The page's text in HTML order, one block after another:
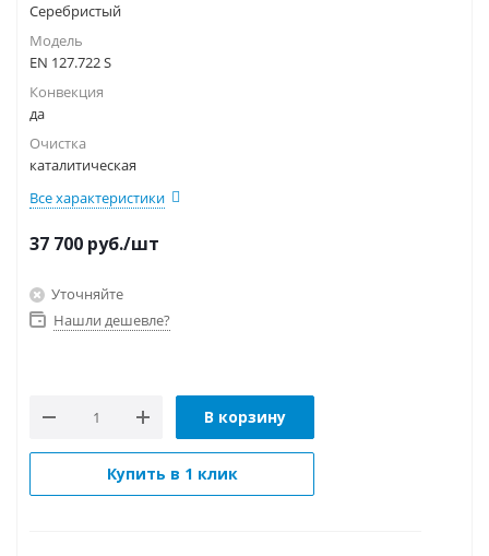
Серебристый
Модель
EN 127.722 S
Конвекция
да
Очистка
каталитическая
Все характеристики
37 700 руб./шт
Уточняйте
Нашли дешевле?
В корзину
Купить в 1 клик